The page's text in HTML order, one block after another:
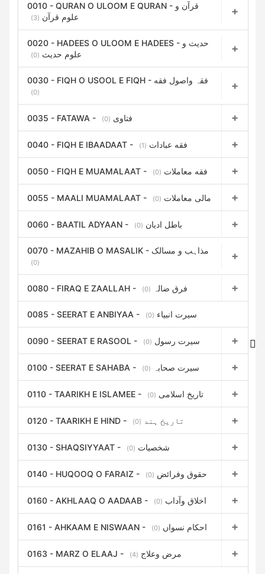
0010 - QURAN O ULOOM E QURAN - قرآن و
علوم قرآن (3)
0020 - HADEES O ULOOM E HADEES - حدیث و
علوم حدیث (0)
0030 - FIQH O USOOL E FIQH - فقہ واصول فقه
(0)
0035 - FATAWA - فتاوی (0)
0040 - FIQH E IBAADAAT - فقه عبادات (1)
0050 - FIQH E MUAMALAAT - فقه معاملات (0)
0055 - MAALI MUAMALAAT - مالی معاملات (0)
0060 - BAATIL ADYAAN - باطل ادیان (0)
0070 - MAZAHIB O MASALIK - مذاہب و مسالک
(0)
0080 - FIRAQ E ZAALLAH - فرق ضالہ (0)
0085 - SEERAT E ANBIYAA - سیرت انبیاء (0)
0090 - SEERAT E RASOOL - سیرت رسول (0)
0100 - SEERAT E SAHABA - سیرت صحابہ (0)
0110 - TAARIKH E ISLAMEE - تاریخ اسلامی (0)
0120 - TAARIKH E HIND - تاریخ ہند (0)
0130 - SHAQSIYYAAT - شخصیات (0)
0140 - HUQOOQ O FARAIZ - حقوق وفرائض (0)
0160 - AKHLAAQ O AADAAB - اخلاق وآداب (0)
0161 - AHKAAM E NISWAAN - احکام نسواں (0)
0163 - MARZ O ELAAJ - مرض وعلاج (4)